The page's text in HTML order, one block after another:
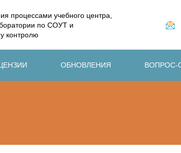
процессами учебного центра,
по СОУТ и
контролю
ОБНОВЛЕНИЯ ВОПРОС-